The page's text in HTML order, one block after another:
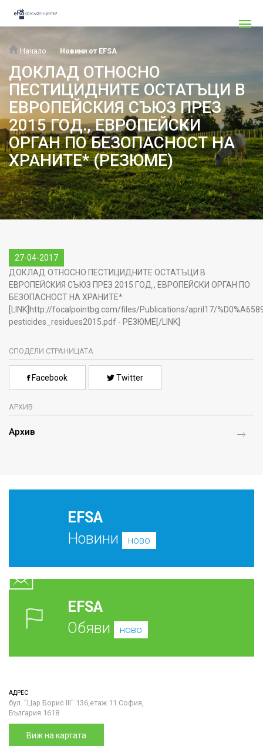
Начало Новини от EFSA
ДОКЛАД ОТНОСНО
ПЕСТИЦИДНИТЕ ОСТАТЪЦИ В
ЕВРОПЕЙСКИЯ СЪЮЗ ПРЕЗ
2015 ГОД., ЕВРОПЕЙСКИ
ОРГАН ПО БЕЗОПАСНОСТ НА
ХРАНИТЕ* (РЕЗЮМЕ)
27-04-2017
ДОКЛАД ОТНОСНО ПЕСТИЦИДНИТЕ ОСТАТЪЦИ В
ЕВРОПЕЙСКИЯ СЪЮЗ ПРЕЗ 2015 ГОД., ЕВРОПЕЙСКИ ОРГАН ПО
БЕЗОПАСНОСТ НА ХРАНИТЕ*
[LINK]http://focalpointbg.com/files/Publications/april17/
pesticides_residues2015.pdf - РЕЗЮМЕ[/LINK]
СПОДЕЛИ СТРАНИЦАТА
Facebook Twitter
АРХИВ
Архив
EFSA
Новини
ново
EFSA
Обяви
ново
АДРЕС
бул. "Цар Борис III" 136,етаж 11 София,
България 1618
Виж на картата